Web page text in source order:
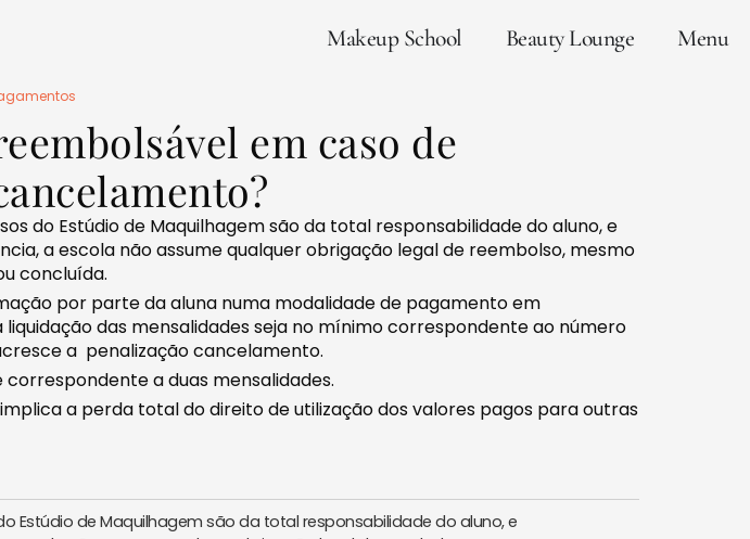
Makeup School Beauty Lounge Menu
em caso de
do Estúdio de Maquilhagem são da total responsabilidade do aluno, e
a escola não assume qualquer obrigação legal de reembolso, mesmo
concluída.
por parte da aluna numa modalidade de pagamento em
das mensalidades seja no mínimo correspondente ao número
a penalização cancelamento.
a duas mensalidades.
a perda total do direito de utilização dos valores pagos para outras
Estúdio de Maquilhagem são da total responsabilidade do aluno, e